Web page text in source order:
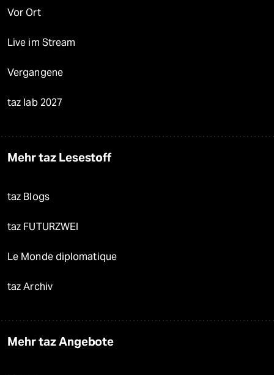
Vor Ort
Live im Stream
Vergangene
taz lab 2027
Mehr taz Lesestoff
taz Blogs
taz FUTURZWEI
Le Monde diplomatique
taz Archiv
Mehr taz Angebote